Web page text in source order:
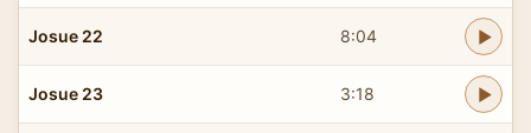
Josue 22 8:04
Josue 23 3:18